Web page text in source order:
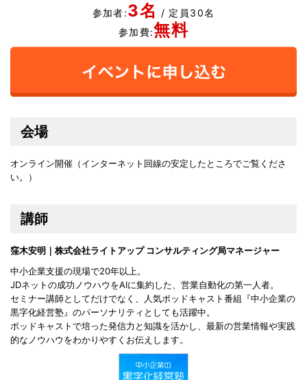
参加者:3名
/ 定員30名
参加費:無料
会場
オンライン開催（インターネット回線の安定したところでご覧くださ
い。）
講師
窪木安明｜株式会社ライトアップ コンサルティング局マネージャー
中小企業支援の現場で20年以上。
JDネットの成功ノウハウをAIに集約した、営業自動化の第一人者。
セミナー講師としてだけでなく、人気ポッドキャスト番組『中小企業の
黒字化経営塾』のパーソナリティとしても活躍中。
ポッドキャストで培った発信力と知識を活かし、最新の営業情報や実践
的なノウハウをわかりやすくお伝えします。